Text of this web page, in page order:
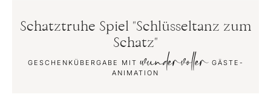
Schatztruhe Spiel "Schlüsseltanz zum
Schatz"
GESCHENKÜBERGABE MITwundervollerGÄSTE-
ANIMATION